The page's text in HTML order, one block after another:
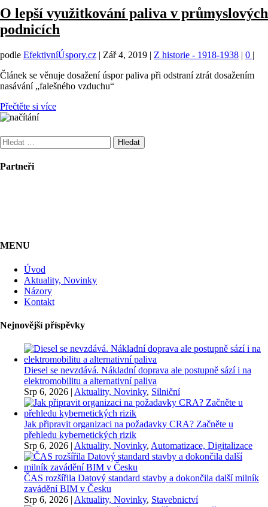
O lepší využitkování paliva v průmyslových
podnicích
podle EfektivníÚspory.cz | Zář 4, 2019 | Z historie - 1918-1938 | 0 |
Článek se věnuje dosažení úspor paliva při odstraní ztrát dosažením
nasávání „falešného vzduchu“
Přečtěte si více
Vyhledávání
Partneři
MENU
Úvod
Aktuality, Novinky
Názory
Kontakt
Nejnovější příspěvky
Diesel se nevzdává. Nákladní doprava ale postupně sází i na
elektromobilitu a alternativní paliva
Srp 6, 2026 | Aktuality, Novinky, Silniční
Jak připravit organizaci na požadavky CRA? Začněte u
přehledu kybernetických rizik
Srp 6, 2026 | Aktuality, Novinky, Automatizace, Digitalizace
ČAS rozšířila Datový standard stavby a dokončila další milník
zavádění BIM v Česku
Srp 6, 2026 | Aktuality, Novinky, Stavebnictví